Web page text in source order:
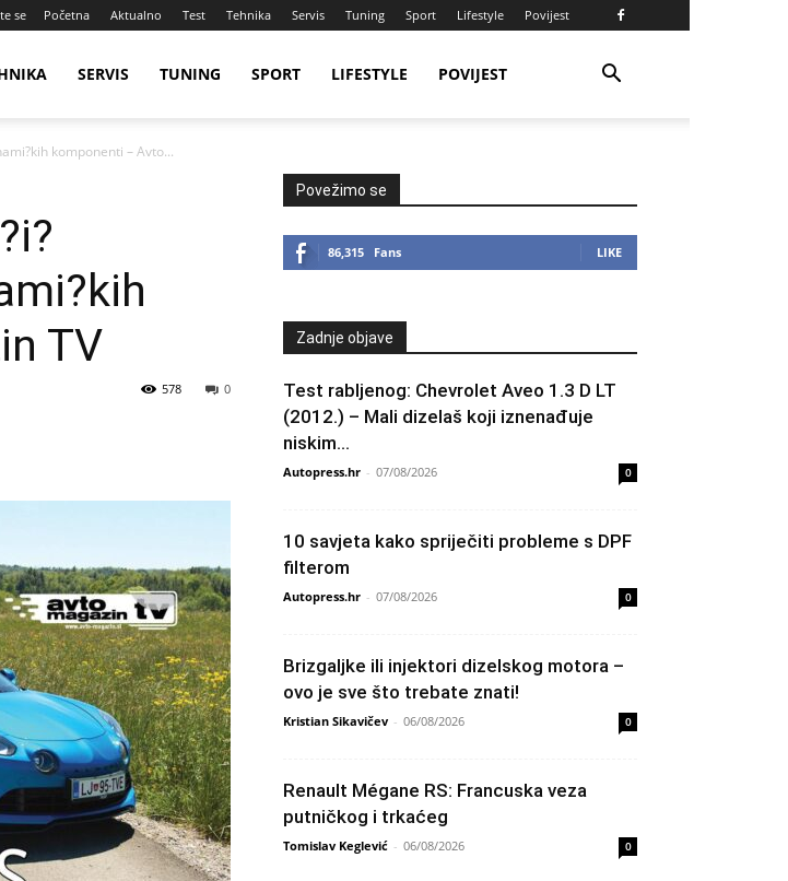
se Početna Aktualno Test Tehnika Servis Tuning Sport Lifestyle Povijest
SERVIS TUNING SPORT LIFESTYLE POVIJEST
komponenti – Avto...
TV
0
578
Povežimo se
86,315 Fans LIKE
Zadnje objave
Test rabljenog: Chevrolet Aveo 1.3 D LT
(2012.) – Mali dizelaš koji iznenađuje
niskim...
Autopress.hr - 07/08/2026 0
10 savjeta kako spriječiti probleme s DPF
filterom
Autopress.hr - 07/08/2026 0
Brizgaljke ili injektori dizelskog motora –
ovo je sve što trebate znati!
Kristian Sikavičev - 06/08/2026 0
Renault Mégane RS: Francuska veza
putničkog i trkaćeg
Tomislav Keglević - 06/08/2026 0